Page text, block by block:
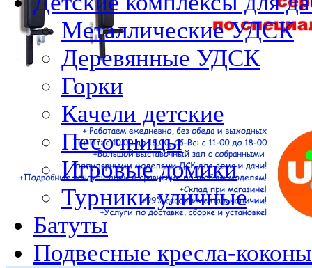
Металлические УДСК
Деревянные УДСК
Горки
Качели детские
Песочницы
Игровые домики
Турники уличные
Батуты
Подвесные кресла-коконы